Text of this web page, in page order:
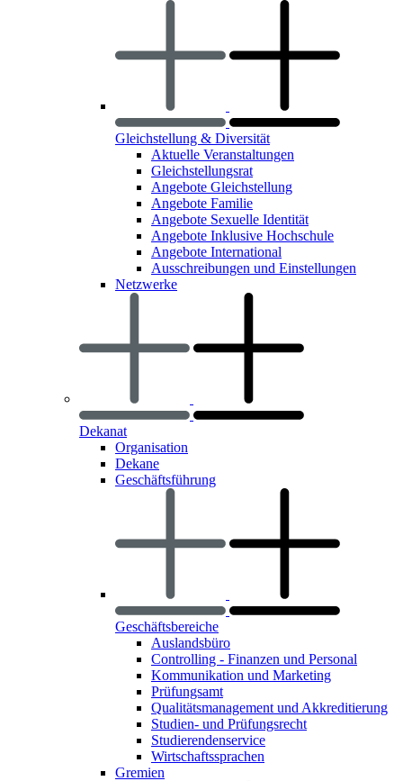
Gleichstellung & Diversität
Aktuelle Veranstaltungen
Gleichstellungsrat
Angebote Gleichstellung
Angebote Familie
Angebote Sexuelle Identität
Angebote Inklusive Hochschule
Angebote International
Ausschreibungen und Einstellungen
Netzwerke
Dekanat
Organisation
Dekane
Geschäftsführung
Geschäftsbereiche
Auslandsbüro
Controlling - Finanzen und Personal
Kommunikation und Marketing
Prüfungsamt
Qualitätsmanagement und Akkreditierung
Studien- und Prüfungsrecht
Studierendenservice
Wirtschaftssprachen
Gremien